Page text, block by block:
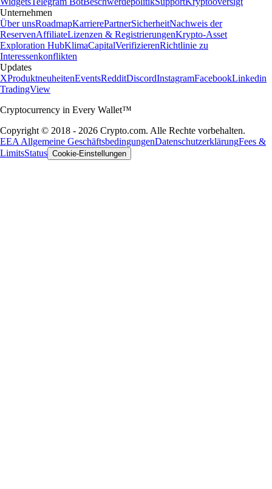
Unternehmen
Über unsRoadmapKarrierePartnerSicherheitNachweis der
ReservenAffiliateLizenzen & RegistrierungenKrypto-Asset
Exploration HubKlimaCapitalVerifizierenRichtlinie zu
Interessenkonflikten
Updates
XProduktneuheitenEventsRedditDiscordInstagramFacebookLinkedin
TradingView
Cryptocurrency in Every Wallet™
Copyright © 2018 - 2026 Crypto.com. Alle Rechte vorbehalten.
EEA Allgemeine GeschäftsbedingungenDatenschutzerklärungFees &
LimitsStatus Cookie-Einstellungen